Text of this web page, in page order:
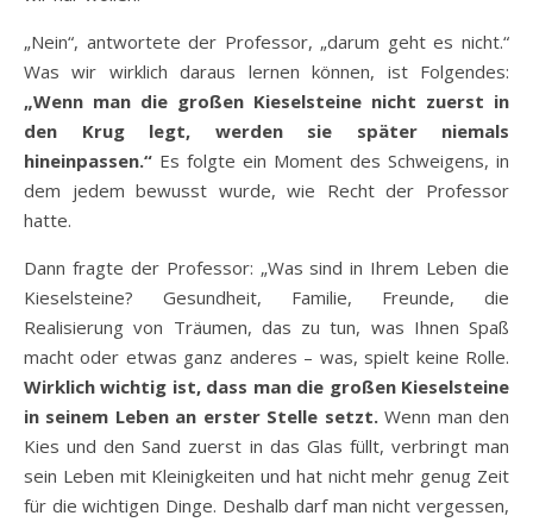
„Nein“, antwortete der Professor, „darum geht es nicht.“
Was wir wirklich daraus lernen können, ist Folgendes:
„Wenn man die großen Kieselsteine nicht zuerst in
den Krug legt, werden sie später niemals
hineinpassen.“ Es folgte ein Moment des Schweigens, in
dem jedem bewusst wurde, wie Recht der Professor
hatte.
Dann fragte der Professor: „Was sind in Ihrem Leben die
Kieselsteine? Gesundheit, Familie, Freunde, die
Realisierung von Träumen, das zu tun, was Ihnen Spaß
macht oder etwas ganz anderes – was, spielt keine Rolle.
Wirklich wichtig ist, dass man die großen Kieselsteine
in seinem Leben an erster Stelle setzt.Wenn man den
Kies und den Sand zuerst in das Glas füllt, verbringt man
sein Leben mit Kleinigkeiten und hat nicht mehr genug Zeit
für die wichtigen Dinge. Deshalb darf man nicht vergessen,